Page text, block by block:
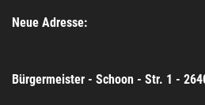
Neue Adresse:
Bürgermeister - Schoon - Str. 1 -